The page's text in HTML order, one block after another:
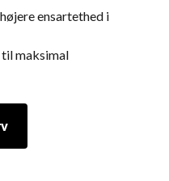
ensartethed i
maksimal